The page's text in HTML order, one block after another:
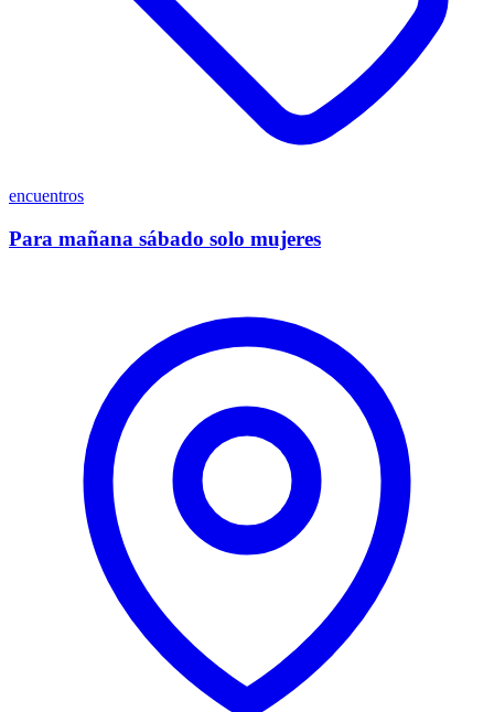
encuentros
Para mañana sábado solo mujeres